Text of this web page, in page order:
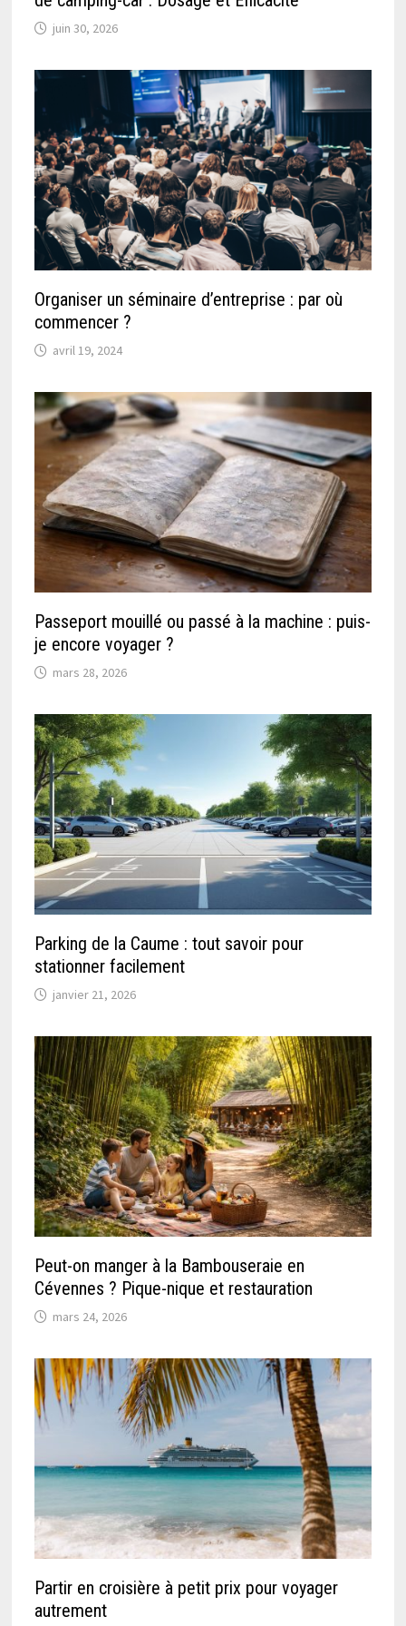
juin 30, 2026
Organiser un séminaire d’entreprise : par où
commencer ?
avril 19, 2024
Passeport mouillé ou passé à la machine : puis-
je encore voyager ?
mars 28, 2026
Parking de la Caume : tout savoir pour
stationner facilement
janvier 21, 2026
Peut-on manger à la Bambouseraie en
Cévennes ? Pique-nique et restauration
mars 24, 2026
Partir en croisière à petit prix pour voyager
autrement